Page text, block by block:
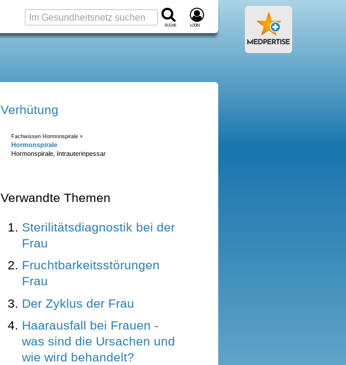
Suche Login
Verhütung
Fachwissen Hormonspirale »
Hormonspirale
Hormonspirale, Intrauterinpessar
Verwandte Themen
Sterilitätsdiagnostik bei der
Frau
Fruchtbarkeitsstörungen
Frau
Der Zyklus der Frau
Haarausfall bei Frauen -
was sind die Ursachen und
wie wird behandelt?